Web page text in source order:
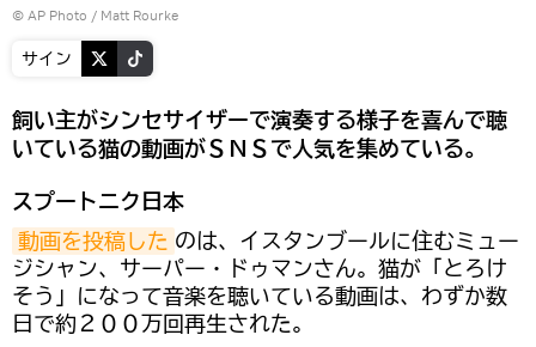
© AP Photo / Matt Rourke
サイン
飼い主がシンセサイザーで演奏する様子を喜んで聴
いている猫の動画がＳＮＳで人気を集めている。
スプートニク日本
動画を投稿した のは、イスタンブールに住むミュー
ジシャン、サーパー・ドゥマンさん。猫が「とろけ
そう」になって音楽を聴いている動画は、わずか数
日で約２００万回再生された。